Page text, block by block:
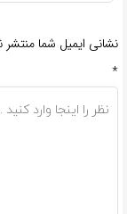
نشانی ایمیل شما
*